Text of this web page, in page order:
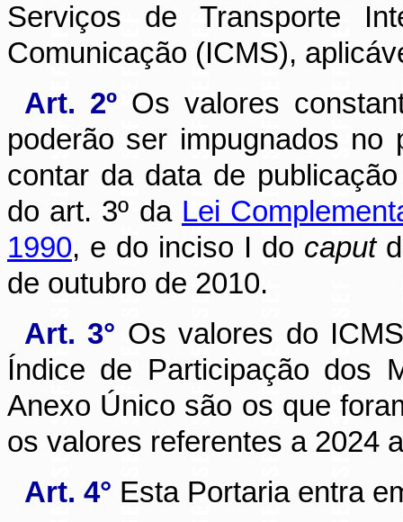
Serviços de Transporte
Comunicação (ICMS),
Art. 2º Os valores
poderão ser impugnados
contar da data de
do art. 3º da Lei
1990, e do inciso I do caput
de outubro de 2010.
Art. 3° Os valores do
Índice de Participação dos
Anexo Único são os que
os valores referentes a 2024
Art. 4° Esta Portaria entra